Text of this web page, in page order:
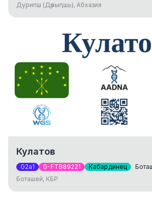
Дурипш (Дәрыԥшь), Абхазия
Кулатов
G2a1 G-FTB89221 Кабардинец
Боташей, КБР